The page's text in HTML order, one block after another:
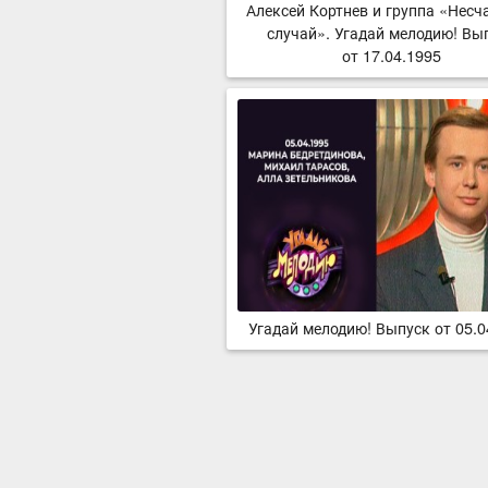
Алексей Кортнев и группа
случай». Угадай мелодию!
от 17.04.1995
Угадай мелодию! Выпуск от